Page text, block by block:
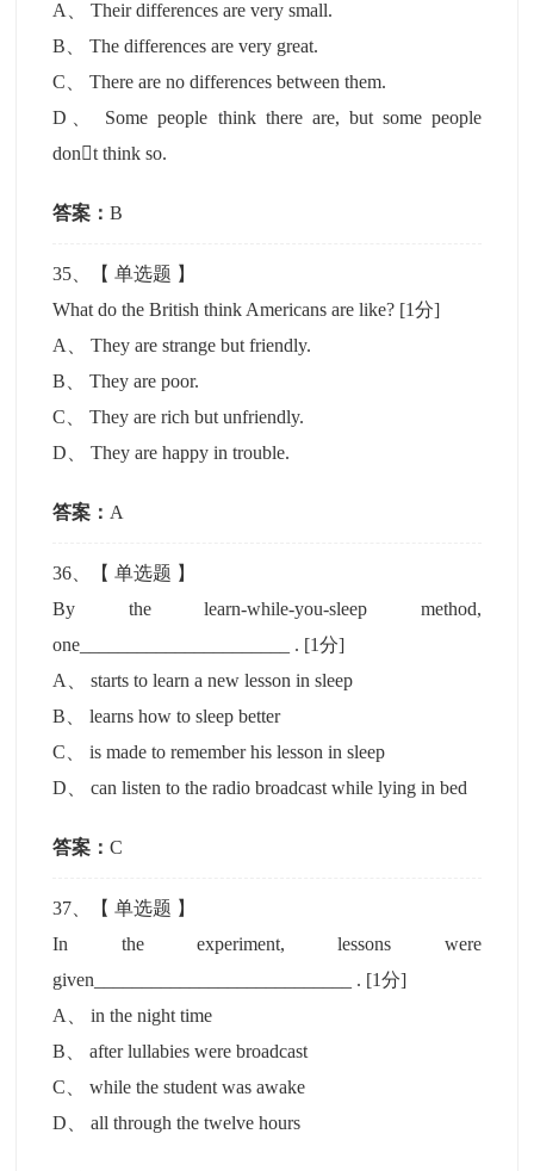
A 、Their differences are very small.
B 、The differences are very great.
C 、There are no differences between them.
D
Some people think there are, but some people
dont think so.
答案：B
35 、【单选题 】
What do the British think Americans are like? [1分]
A
、They are strange but friendly.
B 、They are poor.
C 、They are rich but unfriendly.
D 、They are happy in trouble.
答案： A
36 、【单选题 】
By the learn-while-you-sleep method,
one______________________ . [1分]
A
、starts to learn a new lesson in sleep
B 、learns how to sleep better
C 、is made to remember his lesson in sleep
D 、can listen to the radio broadcast while lying in bed
答案：C
37 、【单选题 】
In the experiment, lessons were
given___________________________ . [1分]
A
、in the night time
B 、after lullabies were broadcast
C 、while the student was awake
D 、all through the twelve hours